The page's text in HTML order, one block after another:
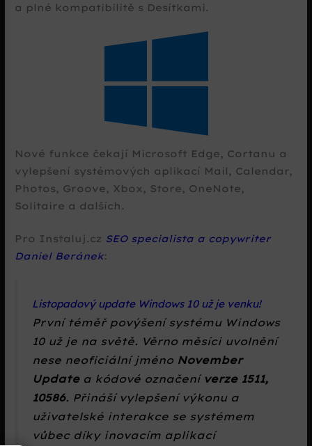
a plné kompatibilitě s Desítkami.
Nové funkce čekají Microsoft Edge, Cortanu a
vylepšení systémových aplikací Mail, Calendar,
Photos, Groove, Xbox, Store, OneNote,
Solitaire a dalších.
Pro Instaluj.cz SEO specialista a copywriter
Daniel Beránek:
Listopadový update Windows 10 už je venku!
První téměř povýšení systému Windows
10 už je na světě. Věrno měsíci uvolnění
nese neoficiální jméno November
Updatea kódové označení verze 1511,
10586. Přináší vylepšení výkonu a
uživatelské interakce se systémem
vůbec díky inovacím aplikací